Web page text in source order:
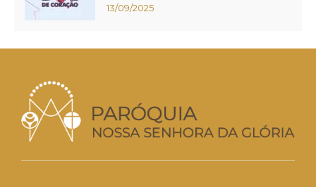
13/09/2025